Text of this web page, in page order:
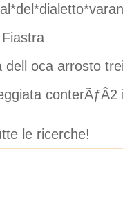
dell oca arrosto
conterÃƒÂ2
le ricerche!